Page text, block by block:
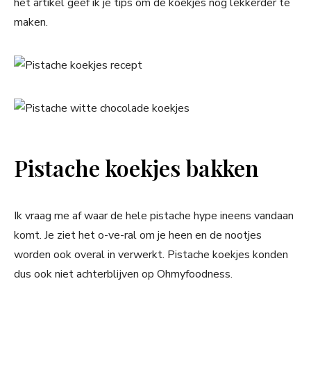
maken.
Pistache koekjes bakken
Ik vraag me af waar de hele pistache hype ineens vandaan
komt. Je ziet het o-ve-ral om je heen en de nootjes
worden ook overal in verwerkt. Pistache koekjes konden
dus ook niet achterblijven op Ohmyfoodness.